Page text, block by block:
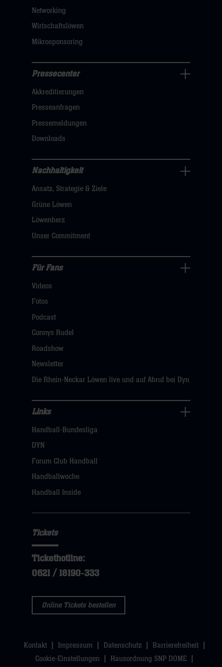
Networking
Wirtschaftslöwen
Mikrosponsoring
Navigation
öffnen,
dann
klicken
hier
Pressecenter
Akkreditierungen
Presseanfragen
Pressemeldungen
Downloads
Nachhaltigkeit
Navigation
öffnen,
dann
hier
Nachhaltigkeit
Ansatz, Strategie & Ziele
Grüne Löwen
Löwenherz
Unser Commitment
Fans
Navigation
öffnen,
dann
hier
Für Fans
Videos
Fotos
Podcast
Connys Rudel
Roadshow
Newsletter
Die Rhein-Neckar Löwen live und auf Abruf bei Dyn
Navigation
öffnen,
dann
klicken
Links
Handball-Bundesliga
DYN
Forum Club Handball
Handballwoche
Handball Inside
Tickets
Tickethotline:
0621 / 18190-333
Online Tickets bestellen
Kontakt Impressum Datenschutz
Barrierefreiheit
Cookie-Einstellungen
Hausordnung SNP DOME